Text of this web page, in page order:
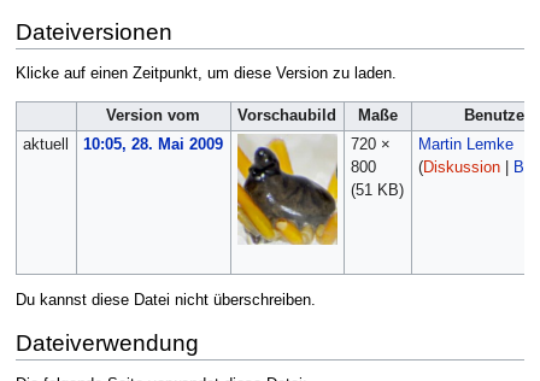
Dateiversionen
Klicke auf einen Zeitpunkt, um diese Version zu laden.
Version vom Vorschaubild Maße
Benutzer
aktuell
10:05, 28. Mai 2009
720 ×
800
(51 KB)
Martin Lemke
(Diskussion|
Du kannst diese Datei nicht überschreiben.
Dateiverwendung